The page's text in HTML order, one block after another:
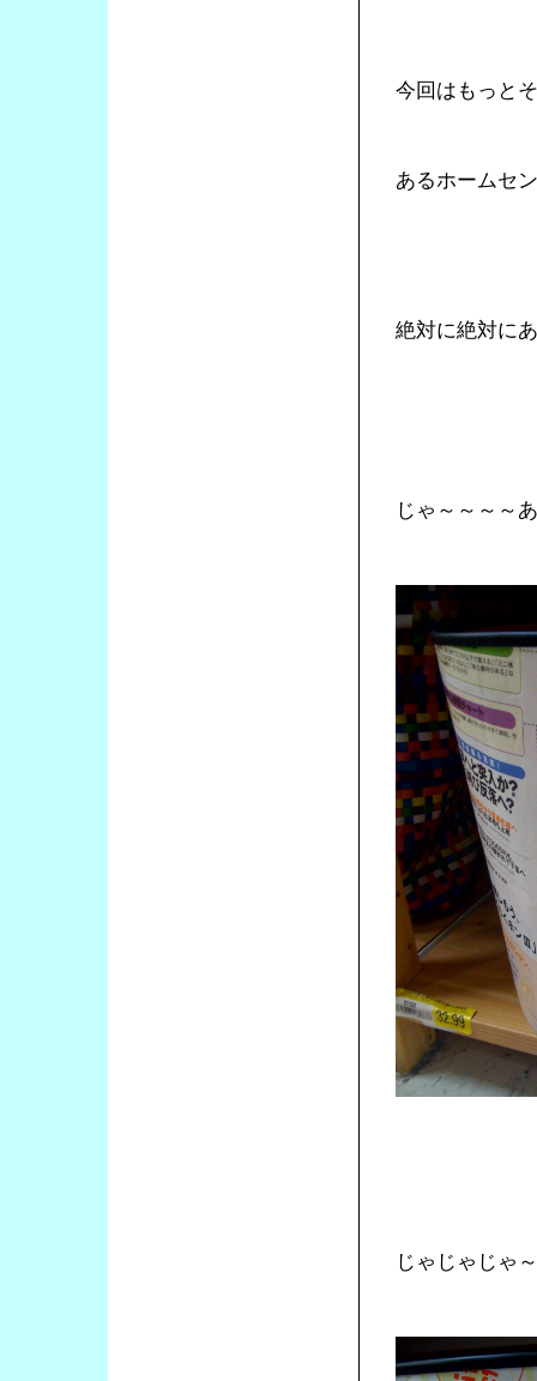
今回はもっと
あるホームセ
絶対に絶対に
じゃ～～～～
じゃじゃじゃ